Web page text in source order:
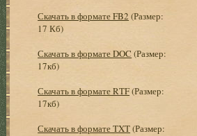
Скачать в формате FB2 (Размер:
17 Кб)
Скачать в формате DOC (Размер:
17кб)
Скачать в формате RTF(Размер:
17кб)
Скачать в формате TXT(Размер: